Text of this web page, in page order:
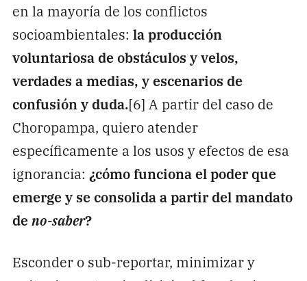
en la mayoría de los conflictos
socioambientales: la producción
voluntariosa de obstáculos y velos,
verdades a medias, y escenarios de
confusión y duda.[6] A partir del caso de
Choropampa, quiero atender
específicamente a los usos y efectos de esa
ignorancia: ¿cómo funciona el poder que
emerge y se consolida a partir del mandato
deno-saber?
Esconder o sub-reportar, minimizar y